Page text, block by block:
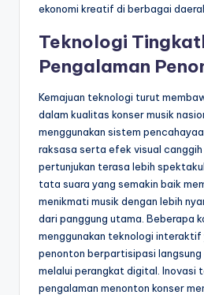
ekonomi kreatif di berbagai
Teknologi
Pengalaman
Kemajuan teknologi turut
dalam kualitas konser musik
menggunakan sistem
raksasa serta efek visual
pertunjukan terasa lebih
tata suara yang semakin baik
menikmati musik dengan lebih
dari panggung utama. Beberapa
menggunakan teknologi interaktif
penonton berpartisipasi langsung
melalui perangkat digital. Inovasi
pengalaman menonton konser